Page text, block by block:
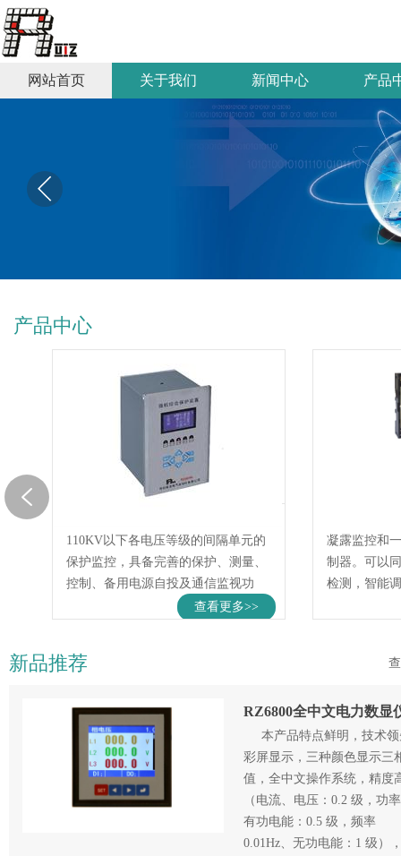
网站首页 关于我们 新闻中心 产品
产品中心
RZ8000系列微机综合保护装置
110KV以下各电压等级的间隔单元的
保护监控，具备完善的保护、测量、
控制、备用电源自投及通信监视功
能，为变电站、发电厂、高低压配电
网…
查看更多>>
凝露监控和
制器。可以
检测，智能
新品推荐
RZ6800全中文电力数显
本产品特点鲜明，技术领
彩屏显示，三种颜色显示三
值，全中文操作系统，精度
（电流、电压：0.2 级，功
有功电能：0.5 级，频率
0.01Hz、无功电能：1 级）